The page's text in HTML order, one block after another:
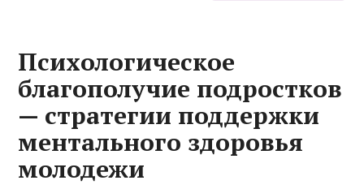
Психологическое
благополучие подростков
— стратегии поддержки
ментального здоровья
молодежи